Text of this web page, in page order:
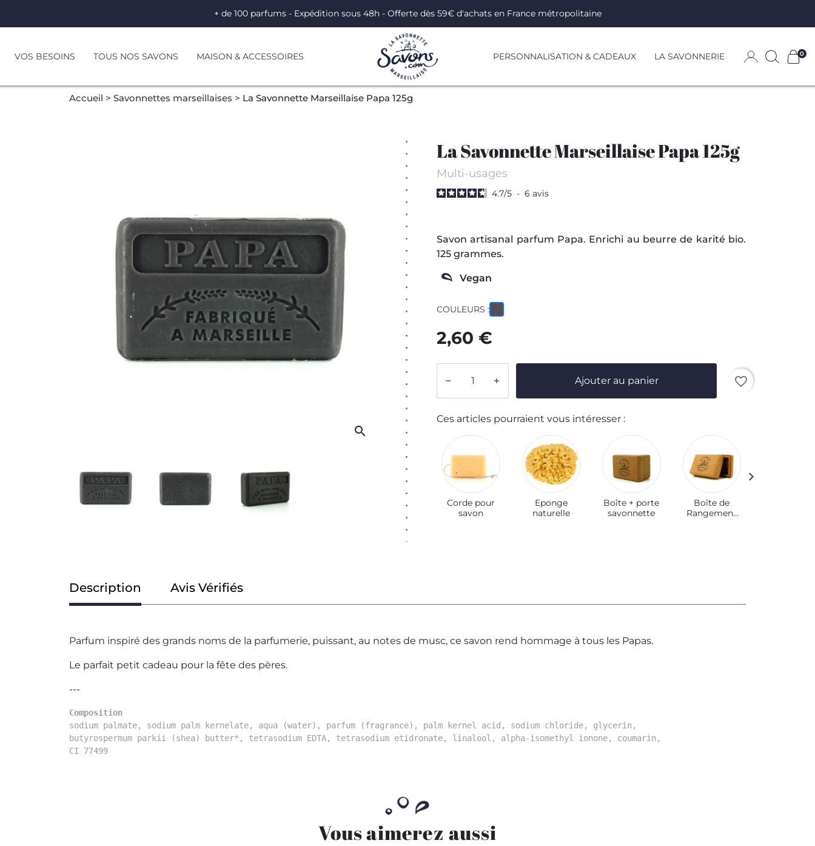
+ de 100 parfums - Expédition sous 48h - Offerte dès 59€ d'achats en France métropolitaine
VOS BESOINS TOUS NOS SAVONS MAISON & ACCESSOIRES PERSONNALISATION & CADEAUX LA SAVONNERIE 0
Accueil Savonnettes marseillaises La Savonnette Marseillaise Papa 125g
search
La Savonnette Marseillaise Papa 125g
Multi-usages
4.7/5 - 6 avis
Savon artisanal parfum Papa. Enrichi au beurre de karité bio.
125 grammes.
Vegan
COULEURS :
2,60 €
  Ajouter au panier favorite_border
Ces articles pourraient vous intéresser :
Corde pour
savon
Eponge
naturelle
Boîte + porte
savonnette
Boîte de
Rangement
Description Avis Vérifiés
Parfum inspiré des grands noms de la parfumerie, puissant, au notes de musc, ce savon rend hommage à tous les Papas.
Le parfait petit cadeau pour la fête des pères.
---
Composition
sodium palmate, sodium palm kernelate, aqua (water), parfum (fragrance), palm kernel acid, sodium chloride, glycerin,
butyrospermum parkii (shea) butter*, tetrasodium EDTA, tetrasodium etidronate, linalool, alpha-isomethyl ionone, coumarin,
CI 77499
Vous aimerez aussi